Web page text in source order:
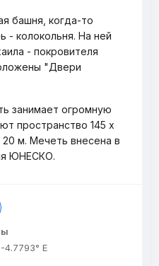
башня, когда-то
- колокольня. На ней
- покровителя
"Двери
занимает огромную
пространство 145 х
м. Мечеть внесена в
ЮНЕСКО.
4.7793° E